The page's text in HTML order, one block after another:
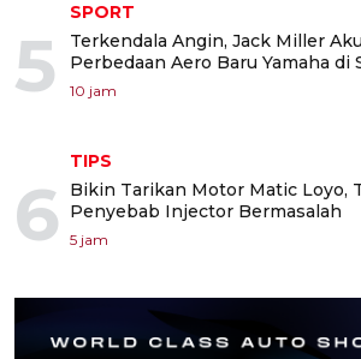
5
SPORT
Terkendala Angin, Jack Miller
Perbedaan Aero Baru Yamaha di
10 jam
6
TIPS
Bikin Tarikan Motor Matic Loyo,
Penyebab Injector Bermasalah
5 jam